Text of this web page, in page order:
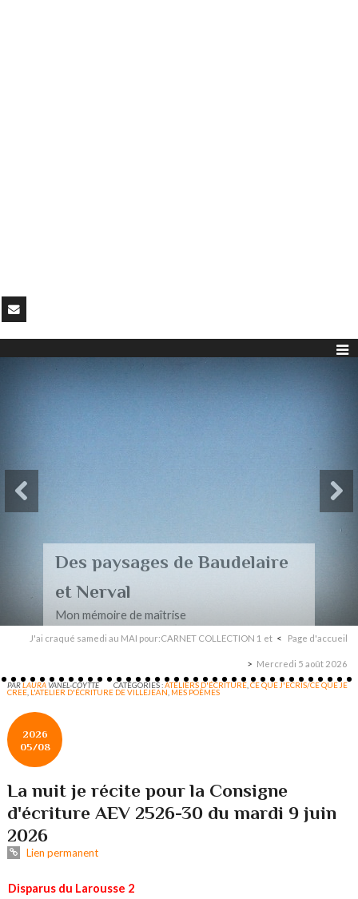
Des paysages de Baudelaire
et Nerval
Mon mémoire de maîtrise
J'ai craqué samedi au MAI pour:CARNET COLLECTION 1 et Page d'accueil
Mercredi 5 août 2026
PARLAURAVANEL-COYTTE CATÉGORIES :ATELIERS D'ÉCRITURE ,CE QUE J'ECRIS/CE QUE JE
CREE L'ATELIER D'ÉCRITURE DE VILLEJEAN MES POÈMES
2026
05/08
La nuit je récite pour la Consigne
d'écriture AEV 2526-30 du mardi 9 juin
2026
Lien permanent
Disparus du Larousse 2